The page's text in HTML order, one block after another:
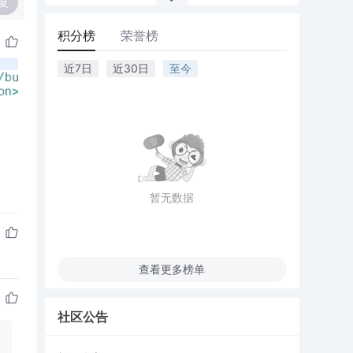
积分榜 荣誉榜
近7日 近30日 至今
暂无数据
查看更多榜单
社区公告